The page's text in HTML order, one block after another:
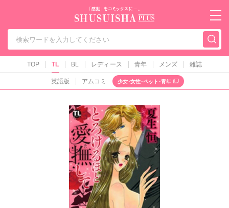
秋水社PLUS（テ
TOP TL BL レディース 青年 メンズ 雑誌
英語版 アムコミ 少女･女性･ペット･青年